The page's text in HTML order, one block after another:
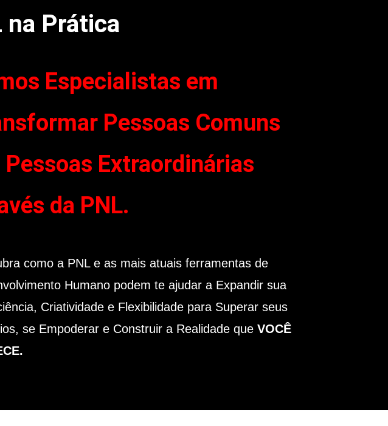
Prática
Especialistas em
Pessoas Comuns
Pessoas Extraordinárias
da PNL.
como a PNL e as mais atuais ferramentas de
Humano podem te ajudar a Expandir sua
Criatividade e Flexibilidade para Superar seus
se Empoderar e Construir a Realidade que VOCÊ